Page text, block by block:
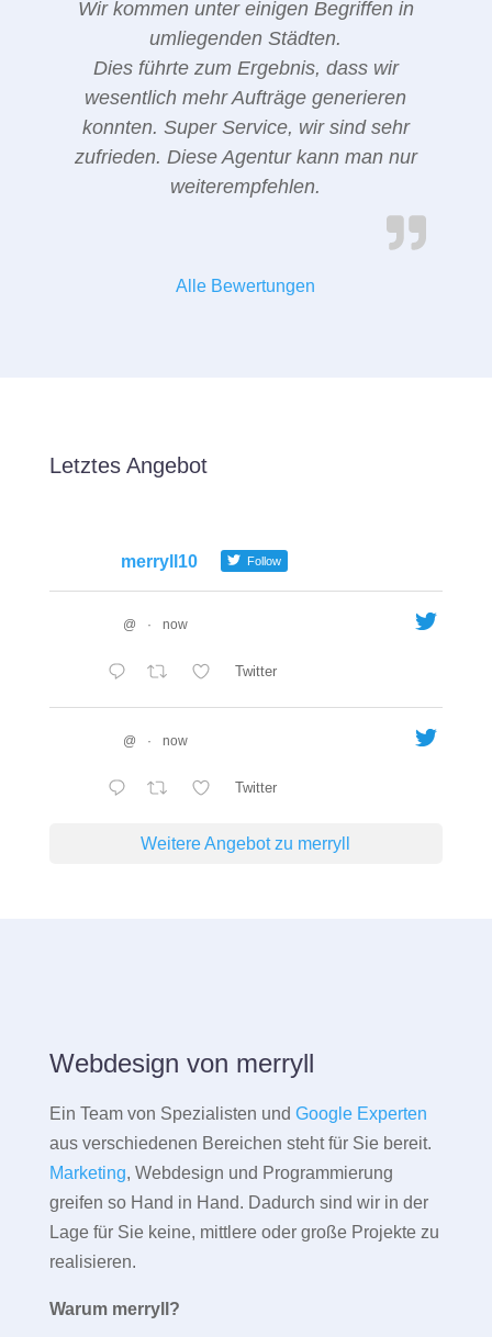
Wir kommen unter einigen Begriffen in
umliegenden Städten.
Dies führte zum Ergebnis, dass wir
wesentlich mehr Aufträge generieren
konnten. Super Service, wir sind sehr
zufrieden. Diese Agentur kann man nur
weiterempfehlen.
Alle Bewertungen
Letztes Angebot
merryll10 Follow
@ · now
Twitter
@ · now
Twitter
Weitere Angebot zu merryll
Webdesign von merryll
Ein Team von Spezialisten und Google Experten
aus verschiedenen Bereichen steht für Sie bereit.
Marketing, Webdesign und Programmierung
greifen so Hand in Hand. Dadurch sind wir in der
Lage für Sie keine, mittlere oder große Projekte zu
realisieren.
Warum merryll?